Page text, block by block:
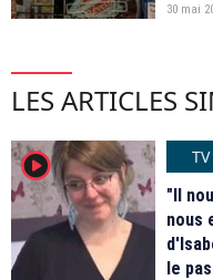
30 mai
LES ARTICLES
player2
TV
"Il
nous
le